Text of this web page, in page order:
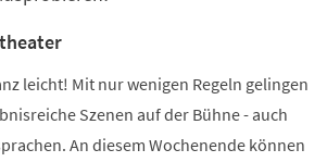
leicht! Mit nur wenigen Regeln gelingen
Szenen auf der Bühne - auch
An diesem Wochenende können